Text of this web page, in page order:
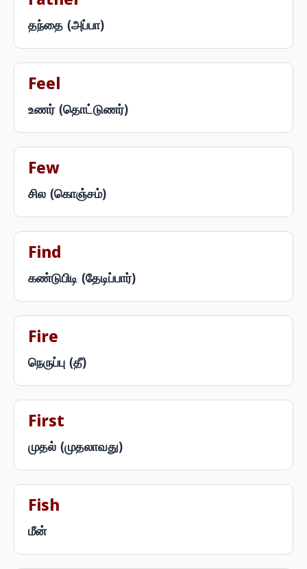
தந்தை (அப்பா)
Feel
உணர் (தொட்டுணர்)
Few
சில (கொஞ்சம்)
Find
கண்டுபிடி (தேடிப்பார்)
Fire
நெருப்பு (தீ)
First
முதல் (முதலாவது)
Fish
மீன்